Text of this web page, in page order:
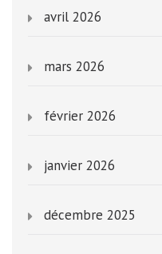
avril 2026
mars 2026
février 2026
janvier 2026
décembre 2025